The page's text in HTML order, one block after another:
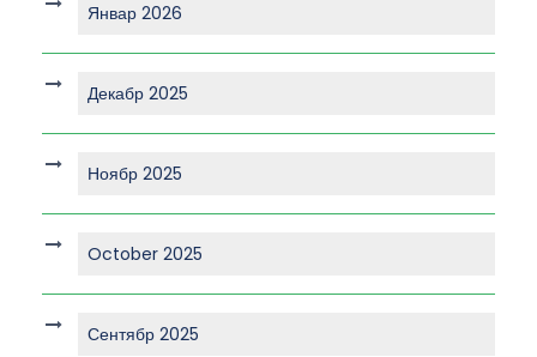
Январ 2026
Декабр 2025
Ноябр 2025
October 2025
Сентябр 2025